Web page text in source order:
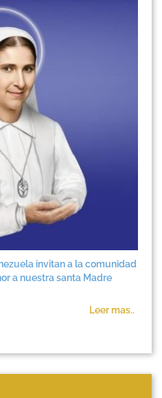
invitan a la comunidad
a nuestra santa Madre
Leer mas..